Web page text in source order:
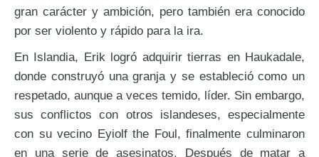
gran carácter y ambición, pero también era conocido
por ser violento y rápido para la ira.
En Islandia, Erik logró adquirir tierras en Haukadale,
donde construyó una granja y se estableció como un
respetado, aunque a veces temido, líder. Sin embargo,
sus conflictos con otros islandeses, especialmente
con su vecino Eyiolf the Foul, finalmente culminaron
en una serie de asesinatos. Después de matar a